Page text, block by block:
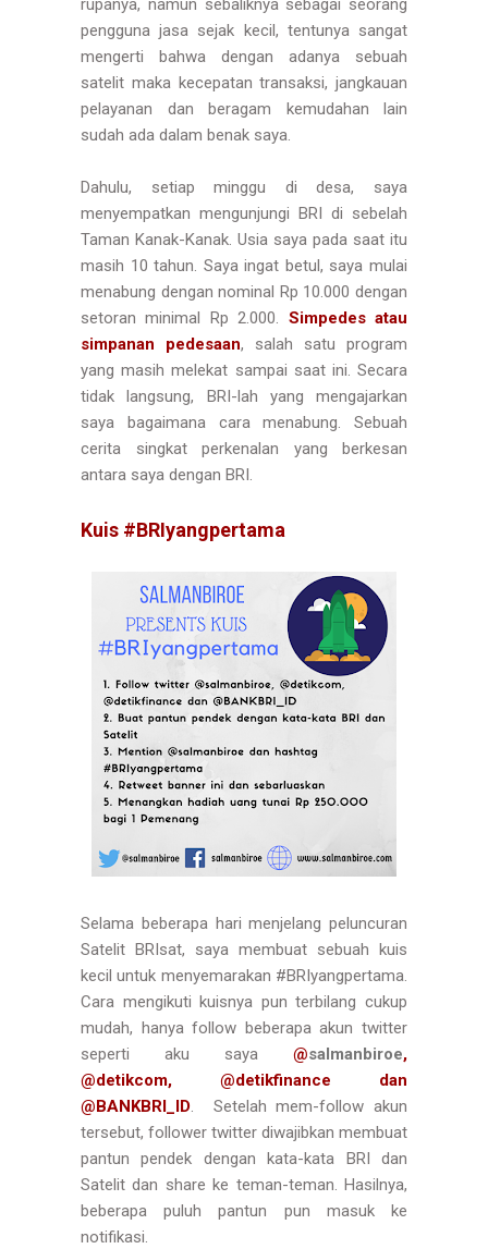
rupanya, namun sebaliknya sebagai seorang
pengguna jasa sejak kecil, tentunya sangat
mengerti bahwa dengan adanya sebuah
satelit maka kecepatan transaksi, jangkauan
pelayanan dan beragam kemudahan lain
sudah ada dalam benak saya.
Dahulu, setiap minggu di desa, saya
menyempatkan mengunjungi BRI di sebelah
Taman Kanak-Kanak. Usia saya pada saat itu
masih 10 tahun. Saya ingat betul, saya mulai
menabung dengan nominal Rp 10.000 dengan
setoran minimal Rp 2.000. Simpedes atau
simpanan pedesaan, salah satu program
yang masih melekat sampai saat ini. Secara
tidak langsung, BRI-lah yang mengajarkan
saya bagaimana cara menabung. Sebuah
cerita singkat perkenalan yang berkesan
antara saya dengan BRI.
Kuis #BRIyangpertama
Selama beberapa hari menjelang peluncuran
Satelit BRIsat, saya membuat sebuah kuis
kecil untuk menyemarakan #BRIyangpertama.
Cara mengikuti kuisnya pun terbilang cukup
mudah, hanya follow beberapa akun twitter
seperti aku saya @salmanbiroe,
@detikcom, @detikfinance dan
@BANKBRI_ID. Setelah mem-follow akun
tersebut, follower twitter diwajibkan membuat
pantun pendek dengan kata-kata BRI dan
Satelit dan share ke teman-teman. Hasilnya,
beberapa puluh pantun pun masuk ke
notifikasi.